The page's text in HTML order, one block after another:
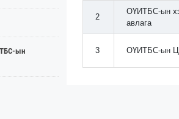
ын
2
ОҮИТБС-ын
авлага
3 ОҮИТБС-ын